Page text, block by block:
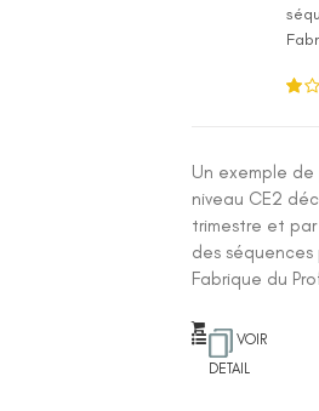
0
su
Un exemple
niveau CE2
trimestre et
des
Fabrique du
VOIR
DETAIL